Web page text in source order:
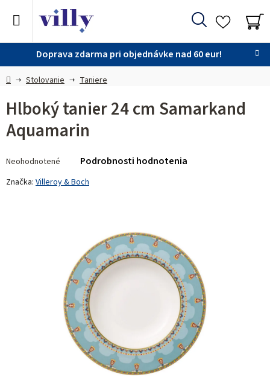
Doprava zdarma pri objednávke nad 60 eur!
Hľadať
DomovStolovanie Taniere
Hlboký tanier 24 cm Samarkand
Aquamarin
hodnotenie
produktu
Neohodnotené Podrobnosti hodnotenia
Značka: Villeroy & Boch